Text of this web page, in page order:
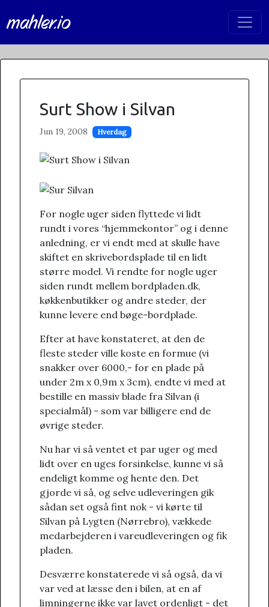
mahler.io
Surt Show i Silvan
Jun 19, 2008 Hverdag
For nogle uger siden flyttede vi lidt
rundt i vores “hjemmekontor” og i denne
anledning, er vi endt med at skulle have
skiftet en skrivebordsplade til en lidt
større model. Vi rendte for nogle uger
siden rundt mellem bordpladen.dk,
køkkenbutikker og andre steder, der
kunne levere end bøge-bordplade.
Efter at have konstateret, at den de
fleste steder ville koste en formue (vi
snakker over 6000,- for en plade på
under 2m x 0,9m x 3cm), endte vi med at
bestille en massiv blade fra Silvan (i
specialmål) - som var billigere end de
øvrige steder.
Nu har vi så ventet et par uger og med
lidt over en uges forsinkelse, kunne vi så
endeligt komme og hente den. Det
gjorde vi så, og selve udleveringen gik
sådan set også fint nok - vi kørte til
Silvan på Lygten (Nørrebro), vækkede
medarbejderen i vareudleveringen og fik
pladen.
Desværre konstaterede vi så også, da vi
var ved at læsse den i bilen, at en af
limningerne ikke var lavet ordenligt - det